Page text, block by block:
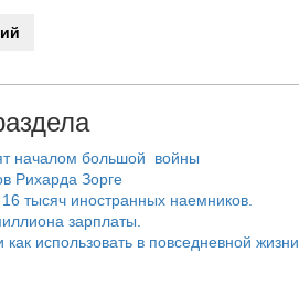
началом большой войны
Рихарда Зорге
тысяч иностранных наемников.
зарплаты.
как использовать в повседневной жизни